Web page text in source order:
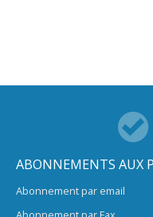
ABONNEMENTS AUX
Abonnement par email